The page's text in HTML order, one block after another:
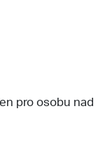
pro osobu nad